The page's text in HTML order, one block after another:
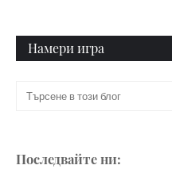
Намери игра
Последвайте ни: